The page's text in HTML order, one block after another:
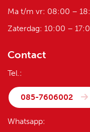
Ma t/m vr: 08:00 –
Zaterdag: 10:00 –
Contact
Tel.:
085-7606002
Whatsapp: